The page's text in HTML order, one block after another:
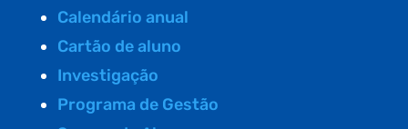
Calendário anual
Cartão de aluno
Investigação
Programa de Gestão